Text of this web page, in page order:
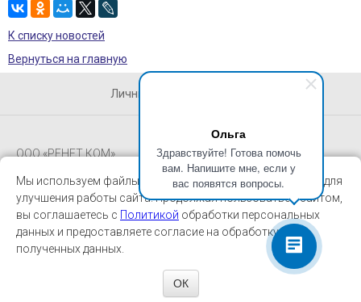
Ольга
Здравствуйте! Готова помочь
вам. Напишите мне, если у
вас появятся вопросы.
К списку новостей
Вернуться на главную
Личный кабинет абонента
ООО «РЕНЕТ КОМ»
Будь в курсе
Адрес: 410012, г. Саратов, ул. Б. Казачья, 14
Телефон/факс:8452 65-95-95
Мы используем файлы cookie и сервис "Яндекс.Метрика" для
улучшения работы сайта. Продолжая пользоваться сайтом,
вы соглашаетесь с Политикой обработки персональных
данных и предоставляете согласие на обработку
полученных данных.
ОК